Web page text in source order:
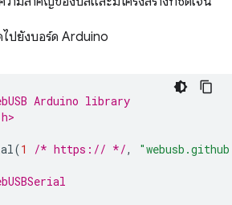
ปยังบอร์ด Arduino
Arduino library
(1 /* https:// */,